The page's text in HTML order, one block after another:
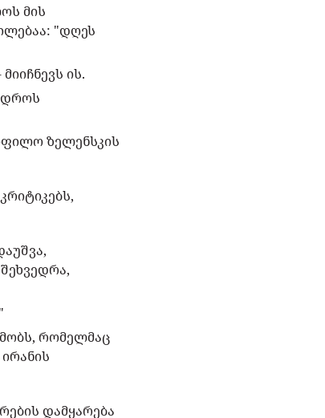
მის
"დღეს
ის.
ზელენსკის
რომელმაც
დამყარება